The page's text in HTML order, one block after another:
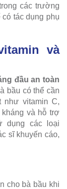
các trường
tác dụng phụ
và
đầu an toàn
bầu có thể cần
như vitamin C,
và hỗ trợ
dụng các loại
sĩ khuyến cáo,
cho bà bầu khi